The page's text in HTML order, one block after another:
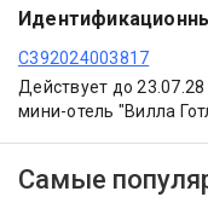
С392024003817
Действует до 23.07.28
мини-отель "Вилла
Самые